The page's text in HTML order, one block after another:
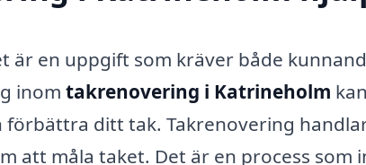
är en uppgift som kräver både
inom takrenovering i Katrineholm
ditt tak. Takrenovering
att måla taket. Det är en process